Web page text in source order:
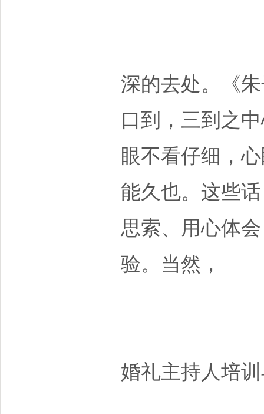
深的去处。《
口到，三到之
眼不看仔细，
能久也。这些
思索、用心体
验。当然，
婚礼主持人培